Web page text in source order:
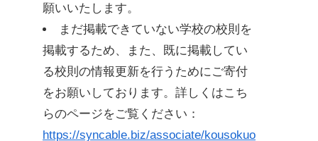
願いいたします。
まだ掲載できていない学校の校則を
掲載するため、また、既に掲載してい
る校則の情報更新を行うためにご寄付
をお願いしております。詳しくはこち
らのページをご覧ください：
https://syncable.biz/associate/kousokuo